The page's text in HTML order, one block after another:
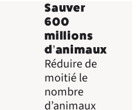
Sauver
600
millions
d’animaux
Réduire de
moitié le
nombre
d’animaux